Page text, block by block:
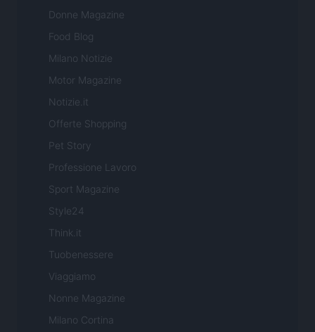
Donne Magazine
Food Blog
Milano Notizie
Motor Magazine
Notizie.it
Offerte Shopping
Pet Story
Professione Lavoro
Sport Magazine
Style24
Think.it
Tuobenessere
Viaggiamo
Nonne Magazine
Milano Cortina